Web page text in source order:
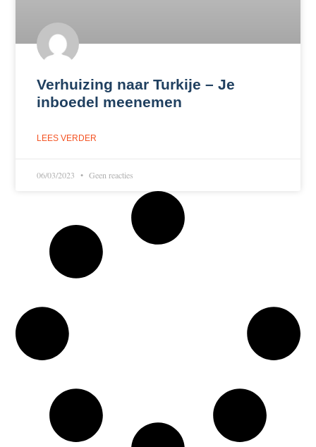
Verhuizing naar Turkije – Je
inboedel meenemen
LEES VERDER
06/03/2023 Geen reacties